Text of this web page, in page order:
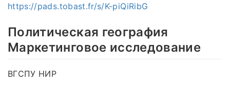
https://pads.tobast.fr/s/K-piQiRibG
Политическая география
Маркетинговое исследование
ВГСПУ НИР